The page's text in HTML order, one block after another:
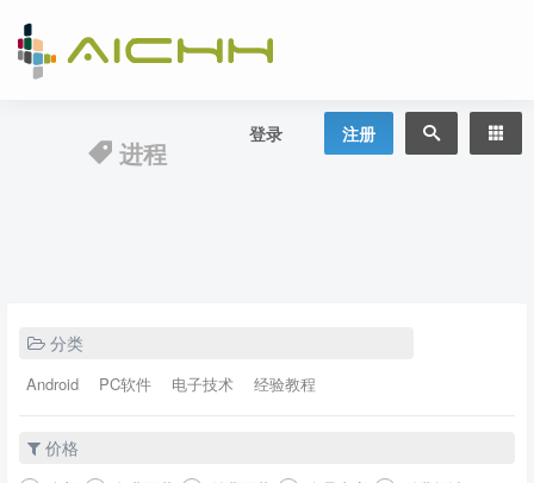
登录 注册
进程
分类
Android PC软件 电子技术 经验教程
价格